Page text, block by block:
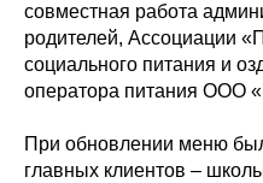
совместная работа
родителей, Ассоциации
социального питания и
оператора питания ООО
При обновлении меню
главных клиентов –